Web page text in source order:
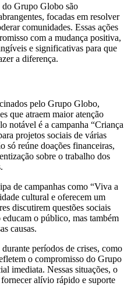
do Grupo Globo são
focadas em resolver
comunidades. Essas ações
com a mudança positiva,
e significativas para que
a diferença.
pelo Grupo Globo,
que atraem maior atenção
notável é a campanha “Criança
projetos sociais de várias
só reúne doações financeiras,
sobre o trabalho dos
de campanhas como “Viva a
cultural e oferecem um
discutirem questões sociais
educam o público, mas também
causas.
períodos de crises, como
o compromisso do Grupo
imediata. Nessas situações, o
alívio rápido e suporte